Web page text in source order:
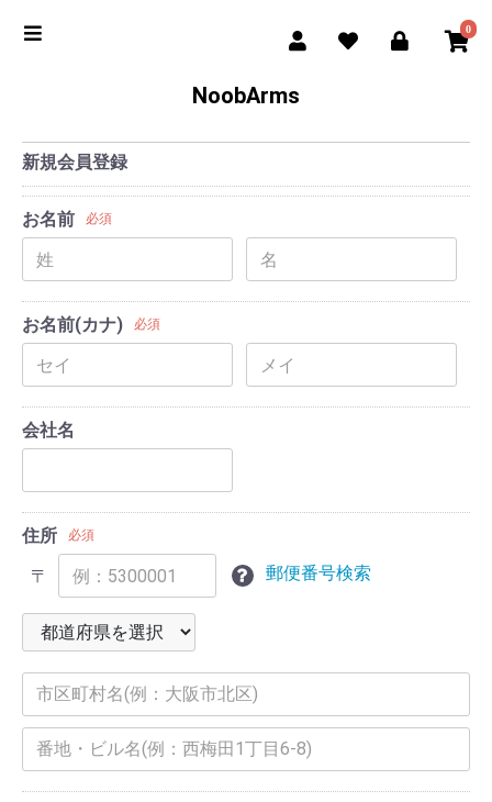
0
NoobArms
新規会員登録
お名前 必須
お名前(カナ) 必須
会社名
住所 必須
〒 郵便番号検索